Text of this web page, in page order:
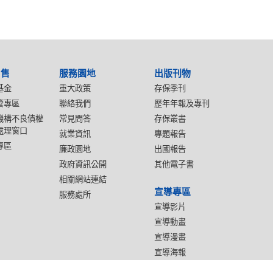
金
專區
構不良債權
理窗口
區
服務園地
重大政策
聯絡我們
常見問答
就業資訊
廉政園地
政府資訊公開
相關網站連結
服務處所
出版刊物
存保季刊
歷年年報及專刊
存保叢書
專題報告
出國報告
其他電子書
宣導專區
宣導影片
宣導動畫
宣導漫畫
宣導海報